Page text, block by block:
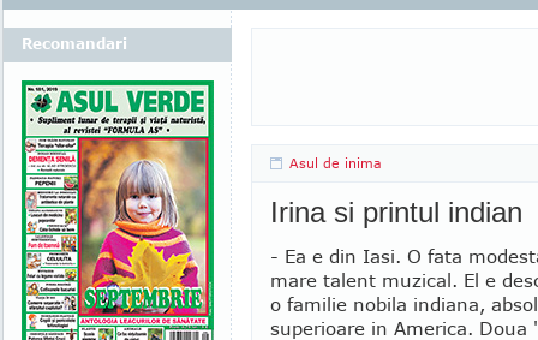
Asul de inima
Irina si printul indian
- Ea e din Iasi. O fata
mare talent muzical. El e
o familie nobila indiana,
superioare in America. Doua
Recomandari